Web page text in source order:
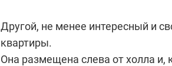
Другой, не менее интересный и
квартиры.
Она размещена слева от холла и,